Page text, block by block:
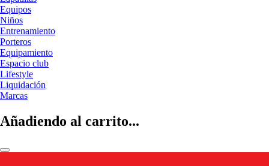
Equipos
Niños
Entrenamiento
Porteros
Equipamiento
Espacio club
Lifestyle
Liquidación
Marcas
Añadiendo al carrito...